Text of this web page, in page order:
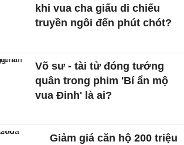
khi vua cha giấu di chiếu
truyền ngôi đến phút chót?
Võ sư - tài tử đóng tướng
quân trong phim 'Bí ẩn mộ
vua Đinh' là ai?
Giảm giá căn hộ 200 triệu